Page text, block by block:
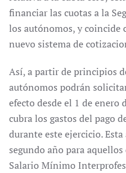
financiar las cuotas a la
los autónomos, y coincide
nuevo sistema de
Así, a partir de principios
autónomos podrán
efecto desde el 1 de enero
cubra los gastos del pago
durante este ejercicio.
segundo año para
Salario Mínimo